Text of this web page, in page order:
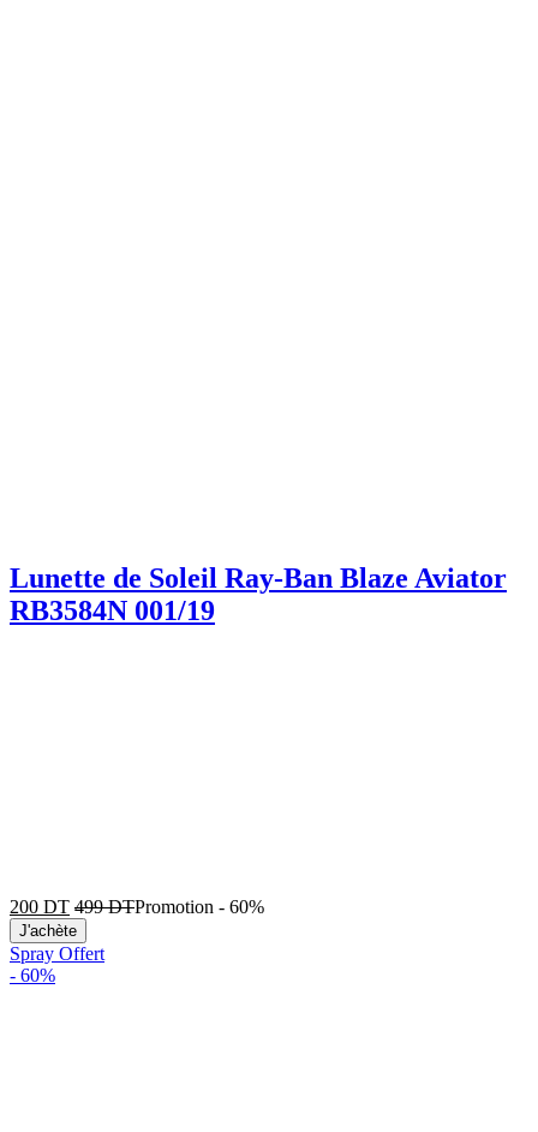
Lunette de Soleil Ray-Ban Blaze Aviator
RB3584N 001/19
200 DT 499DTPromotion - 60%
J'achète
Spray Offert
- 60%